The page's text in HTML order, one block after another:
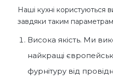
Наші кухні користуються
завдяки таким
Висока якість. Ми
найкращі
фурнітуру від